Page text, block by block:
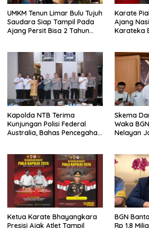
UMKM Tenun Limar Bulu Tujuh
Saudara Siap Tampil Pada
Ajang Persit Bisa 2 Tahun
Karate
Ajang
Karateka
Kapolda NTB Terima
Kunjungan Polisi Federal
Australia, Bahas Pencegahan
Skema
Waka
Nelayan
Ketua Karate Bhayangkara
Presisi Ajak Atlet Tampil
BGN
Rp 1,8